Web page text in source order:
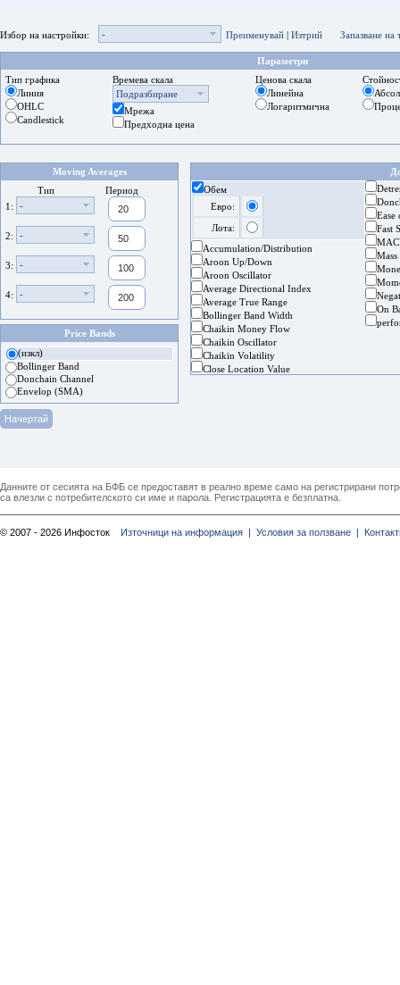
Избор на настройки: - Преименувай | Изтрий Запазване на
Параметри
Тип графика
Линия
OHLC
Candlestick
Времева скала
Подразбиране
Мрежа
Предходна цена
Ценова скала
Линейна
Логаритмична
Moving Averages
Тип
Период
1:
-
2: -
3: -
4: -
Price Bands
(изкл)
Bollinger Band
Donchain Channel
Envelop (SMA)
Обем
Евро:
Лота:
Accumulation/Distribution
Aroon Up/Down
Aroon Oscillator
Average Directional Index
Average True Range
Bollinger Band Width
Chaikin Money Flow
Chaikin Oscillator
Chaikin Volatility
Close Location Value
Ease
Fast
On
Данните от сесията на БФБ се предоставят в реално време само на регистрирани
са влезли с потребителското си име и парола. Регистрацията е безплатна.
© 2007 - 2026 Инфосток Източници на информация | Условия за ползване |